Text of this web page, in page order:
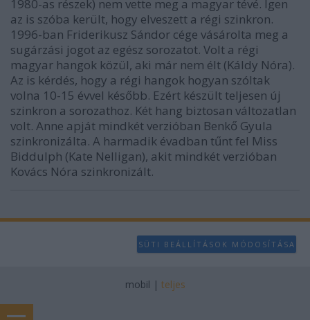
1980-as részek) nem vette meg a magyar tévé. Igen
az is szóba került, hogy elveszett a régi szinkron.
1996-ban Friderikusz Sándor cége vásárolta meg a
sugárzási jogot az egész sorozatot. Volt a régi
magyar hangok közül, aki már nem élt (Káldy Nóra).
Az is kérdés, hogy a régi hangok hogyan szóltak
volna 10-15 évvel később. Ezért készült teljesen új
szinkron a sorozathoz. Két hang biztosan változatlan
volt. Anne apját mindkét verzióban Benkő Gyula
szinkronizálta. A harmadik évadban tűnt fel Miss
Biddulph (Kate Nelligan), akit mindkét verzióban
Kovács Nóra szinkronizált.
SÜTI BEÁLLÍTÁSOK MÓDOSÍTÁSA
mobil | teljes